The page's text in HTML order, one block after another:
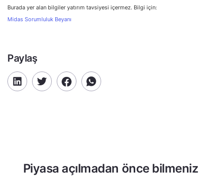
Burada yer alan bilgiler yatırım tavsiyesi içermez. Bilgi için:
Midas Sorumluluk Beyanı
Paylaş
Piyasa açılmadan önce bilmeniz